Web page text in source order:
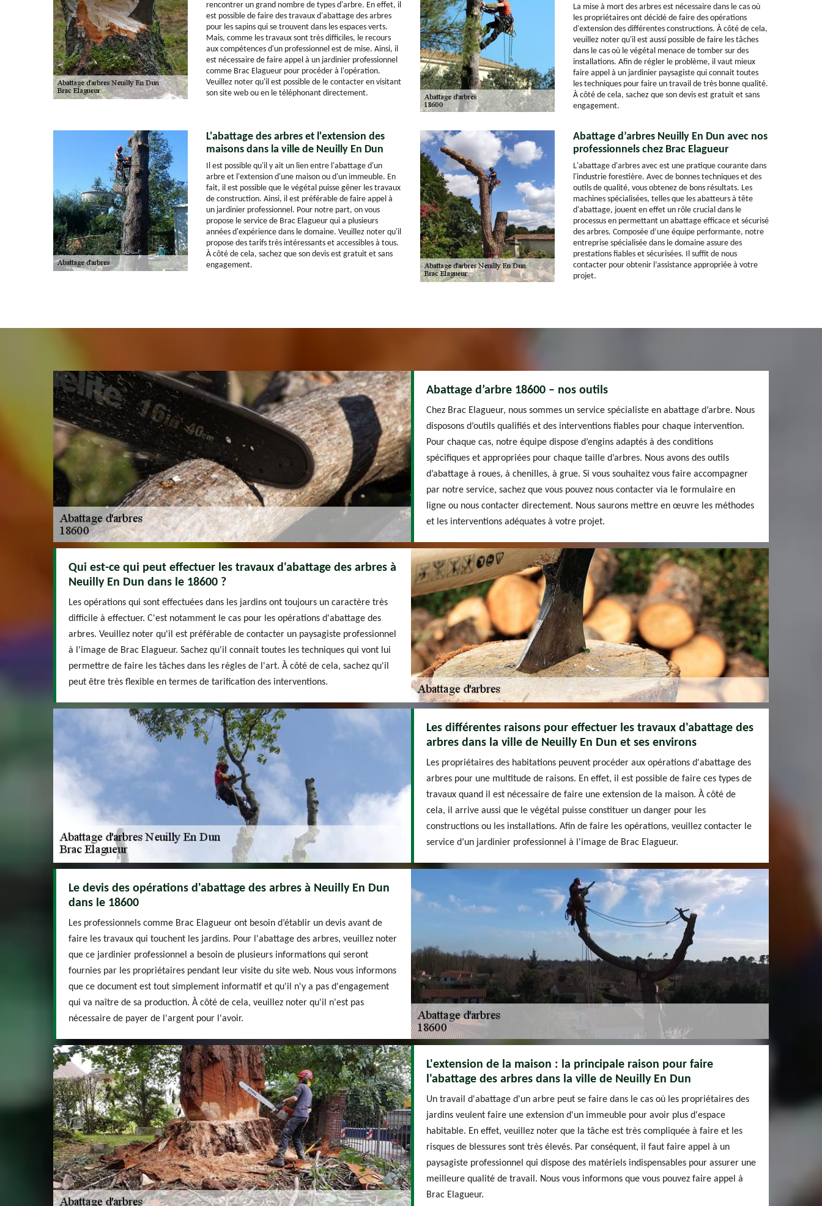
rencontrer un grand nombre de types d'arbre. En effet, il
est possible de faire des travaux d'abattage des arbres
pour les sapins qui se trouvent dans les espaces verts.
Mais, comme les travaux sont très difficiles, le recours
aux compétences d'un professionnel est de mise. Ainsi, il
est nécessaire de faire appel à un jardinier professionnel
comme Brac Elagueur pour procéder à l'opération.
Veuillez noter qu'il est possible de le contacter en visitant
son site web ou en le téléphonant directement.
La mise à mort des arbres est nécessaire dans le cas où
les propriétaires ont décidé de faire des opérations
d'extension des différentes constructions. À côté de cela,
veuillez noter qu'il est aussi possible de faire les tâches
dans le cas où le végétal menace de tomber sur des
installations. Afin de régler le problème, il vaut mieux
faire appel à un jardinier paysagiste qui connait toutes
les techniques pour faire un travail de très bonne qualité.
À côté de cela, sachez que son devis est gratuit et sans
engagement.
L'abattage des arbres et l'extension des
maisons dans la ville de Neuilly En Dun
Il est possible qu'il y ait un lien entre l'abattage d'un
arbre et l'extension d'une maison ou d'un immeuble. En
fait, il est possible que le végétal puisse gêner les travaux
de construction. Ainsi, il est préférable de faire appel à
un jardinier professionnel. Pour notre part, on vous
propose le service de Brac Elagueur qui a plusieurs
années d'expérience dans le domaine. Veuillez noter qu'il
propose des tarifs très intéressants et accessibles à tous.
À côté de cela, sachez que son devis est gratuit et sans
engagement.
Abattage d’arbres Neuilly En Dun avec nos
professionnels chez Brac Elagueur
L'abattage d'arbres avec est une pratique courante dans
l'industrie forestière. Avec de bonnes techniques et des
outils de qualité, vous obtenez de bons résultats. Les
machines spécialisées, telles que les abatteurs à tête
d'abattage, jouent en effet un rôle crucial dans le
processus en permettant un abattage efficace et sécurisé
des arbres. Composée d’une équipe performante, notre
entreprise spécialisée dans le domaine assure des
prestations fiables et sécurisées. Il suffit de nous
contacter pour obtenir l’assistance appropriée à votre
projet.
Abattage d’arbre 18600 – nos outils
Chez Brac Elagueur, nous sommes un service spécialiste en abattage d’arbre. Nous
disposons d’outils qualifiés et des interventions fiables pour chaque intervention.
Pour chaque cas, notre équipe dispose d’engins adaptés à des conditions
spécifiques et appropriées pour chaque taille d’arbres. Nous avons des outils
d’abattage à roues, à chenilles, à grue. Si vous souhaitez vous faire accompagner
par notre service, sachez que vous pouvez nous contacter via le formulaire en
ligne ou nous contacter directement. Nous saurons mettre en œuvre les méthodes
et les interventions adéquates à votre projet.
Qui est-ce qui peut effectuer les travaux d'abattage des arbres à
Neuilly En Dun dans le 18600 ?
Les opérations qui sont effectuées dans les jardins ont toujours un caractère très
difficile à effectuer. C'est notamment le cas pour les opérations d'abattage des
arbres. Veuillez noter qu'il est préférable de contacter un paysagiste professionnel
à l'image de Brac Elagueur. Sachez qu'il connait toutes les techniques qui vont lui
permettre de faire les tâches dans les règles de l'art. À côté de cela, sachez qu'il
peut être très flexible en termes de tarification des interventions.
Les différentes raisons pour effectuer les travaux d'abattage des
arbres dans la ville de Neuilly En Dun et ses environs
Les propriétaires des habitations peuvent procéder aux opérations d'abattage des
arbres pour une multitude de raisons. En effet, il est possible de faire ces types de
travaux quand il est nécessaire de faire une extension de la maison. À côté de
cela, il arrive aussi que le végétal puisse constituer un danger pour les
constructions ou les installations. Afin de faire les opérations, veuillez contacter le
service d’un jardinier professionnel à l'image de Brac Elagueur.
Le devis des opérations d'abattage des arbres à Neuilly En Dun
dans le 18600
Les professionnels comme Brac Elagueur ont besoin d’établir un devis avant de
faire les travaux qui touchent les jardins. Pour l'abattage des arbres, veuillez noter
que ce jardinier professionnel a besoin de plusieurs informations qui seront
fournies par les propriétaires pendant leur visite du site web. Nous vous informons
que ce document est tout simplement informatif et qu'il n'y a pas d'engagement
qui va naître de sa production. À côté de cela, veuillez noter qu'il n'est pas
nécessaire de payer de l'argent pour l'avoir.
L'extension de la maison : la principale raison pour faire
l'abattage des arbres dans la ville de Neuilly En Dun
Un travail d'abattage d'un arbre peut se faire dans le cas où les propriétaires des
jardins veulent faire une extension d'un immeuble pour avoir plus d'espace
habitable. En effet, veuillez noter que la tâche est très compliquée à faire et les
risques de blessures sont très élevés. Par conséquent, il faut faire appel à un
paysagiste professionnel qui dispose des matériels indispensables pour assurer une
meilleure qualité de travail. Nous vous informons que vous pouvez faire appel à
Brac Elagueur.